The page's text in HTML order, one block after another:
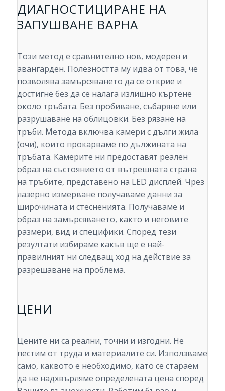
ДИАГНОСТИЦИРАНЕ НА
ЗАПУШВАНЕ ВАРНА
Този метод е сравнително нов, модерен и
авангарден. Полезността му идва от това, че
позволява замърсяването да се открие и
достигне без да се налага излишно къртене
около тръбата. Без пробиване, събаряне или
разрушаване на облицовки. Без рязане на
тръби. Метода включва камери с дълги жила
(очи), които прокарваме по дължината на
тръбата. Камерите ни предоставят реален
образ на състоянието от вътрешната страна
на тръбите, представено на LED дисплей. Чрез
лазерно измерване получаваме данни за
широчината и стесненията. Получаваме и
образ на замърсяването, както и неговите
размери, вид и специфики. Според тези
резултати избираме какъв ще е най-
правилният ни следващ ход на действие за
разрешаване на проблема.
ЦЕНИ
Цените ни са реални, точни и изгодни. Не
пестим от труда и материалите си. Използваме
само, каквото е необходимо, като се стараем
да не надхвърляме определената цена според